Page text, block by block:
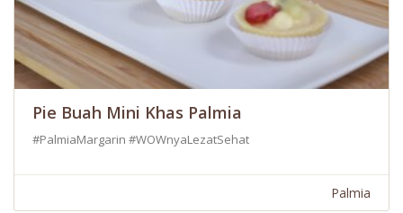
Pie Buah Mini Khas Palmia
#PalmiaMargarin #WOWnyaLezatSehat
Palmia